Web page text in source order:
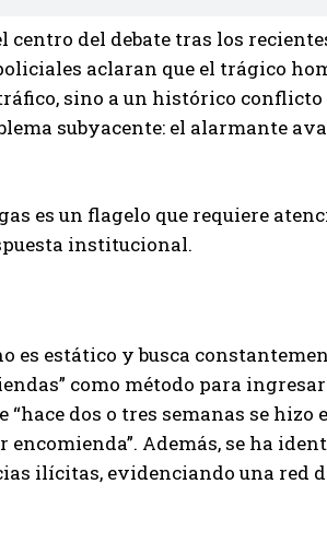
centro del debate tras los
aclaran que el trágico
sino a un histórico
subyacente: el alarmante
es un flagelo que requiere
institucional.
estático y busca
como método para
dos o tres semanas se hizo
Además, se ha
ilícitas, evidenciando una red